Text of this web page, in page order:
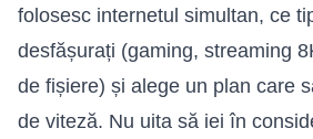
folosesc internetul simultan, ce
desfășurați (gaming, streaming
de fișiere) și alege un plan care
de viteză. Nu uita să iei în